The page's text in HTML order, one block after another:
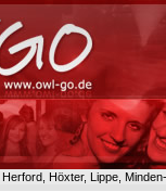
Höxter, Lippe,